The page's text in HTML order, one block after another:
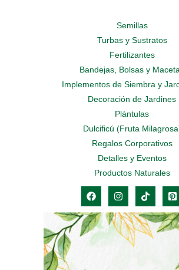
Semillas
Turbas y Sustratos
Fertilizantes
Bandejas, Bolsas y
Implementos de Siembra y
Decoración de Jardines
Plántulas
Dulcificú (Fruta
Regalos Corporativos
Detalles y Eventos
Productos Naturales